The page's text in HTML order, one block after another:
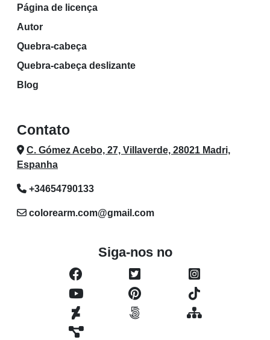
Página de licença
Autor
Quebra-cabeça
Quebra-cabeça deslizante
Blog
Contato
C. Gómez Acebo, 27, Villaverde, 28021 Madri,
Espanha
+34654790133
colorearm.com@gmail.com
Siga-nos no